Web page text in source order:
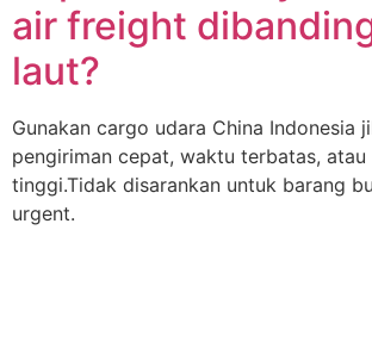
air freight
laut?
Gunakan cargo udara China Indonesia
pengiriman cepat, waktu terbatas, atau
tinggi.Tidak disarankan untuk barang
urgent.